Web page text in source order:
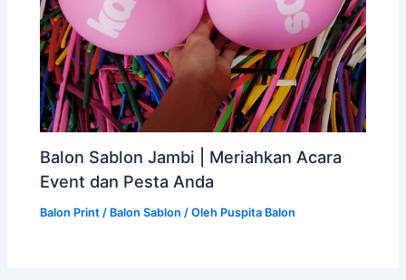
Balon Sablon Jambi | Meriahkan Acara
Event dan Pesta Anda
Balon Print / Balon Sablon / Oleh Puspita Balon